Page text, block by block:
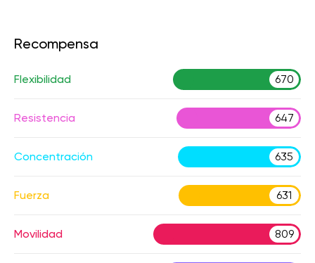
Recompensa
Flexibilidad 670
Resistencia 647
Concentración 635
Fuerza 631
Movilidad 809